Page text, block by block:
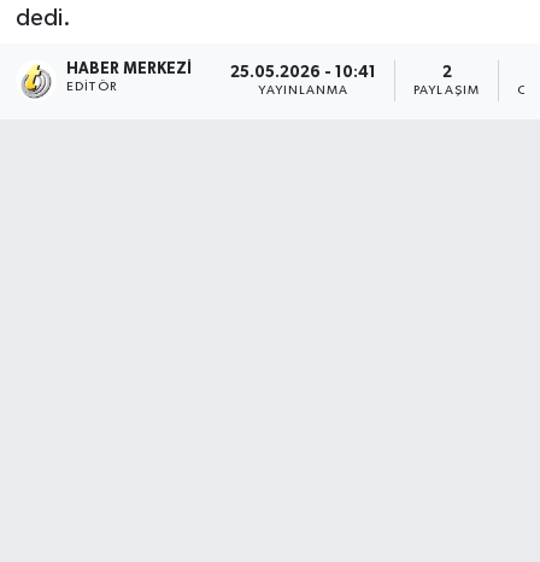
dedi.
HABER MERKEZI
EDITÖR
25.05.2026 - 10:41
YAYINLANMA
2
PAYLAŞIM